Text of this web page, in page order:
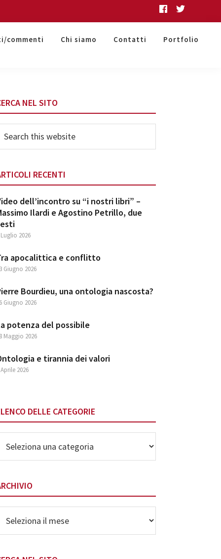
commenti Chi siamo Contatti Portfolio
NEL SITO
this
RECENTI
dell’incontro su “i nostri libri” –
Ilardi e Agostino Petrillo, due
2026
apocalittica e conflitto
Giugno 2026
Bourdieu, una ontologia nascosta?
Giugno 2026
potenza del possibile
Maggio 2026
e tirannia dei valori
2026
DELLE CATEGORIE
delle